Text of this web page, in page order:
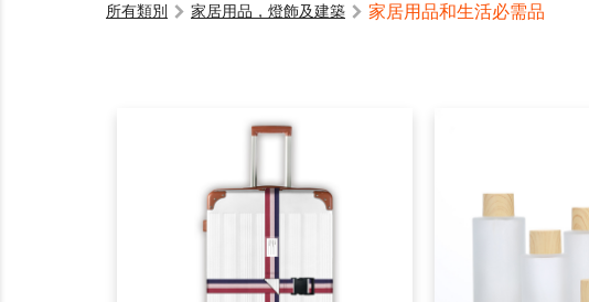
所有類別 家居用品，燈飾及建築 家居用品和生活必需品